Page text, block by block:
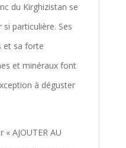
du Kirghizistan se
particulière. Ses
et sa forte
et minéraux font
à déguster
« AJOUTER AU